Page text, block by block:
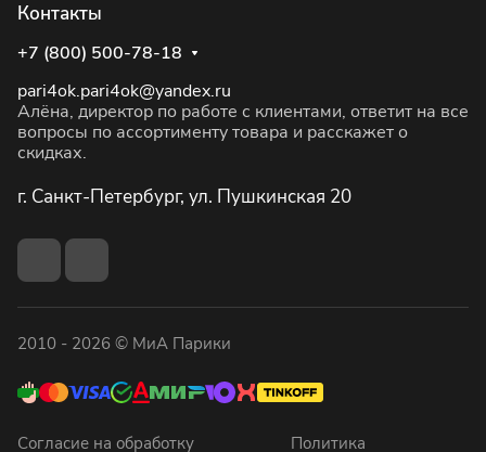
Контакты
+7 (800) 500-78-18
pari4ok.pari4ok@yandex.ru
Алёна, директор по работе с клиентами, ответит на все
вопросы по ассортименту товара и расскажет о
скидках.
г. Санкт-Петербург, ул. Пушкинская 20
2010 - 2026 © МиА Парики
Согласие на обработку Политика